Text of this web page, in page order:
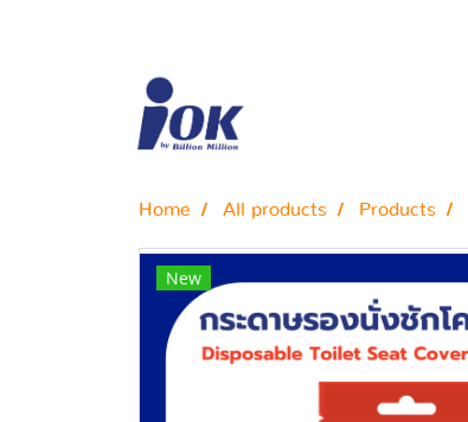
Home All products Products
New